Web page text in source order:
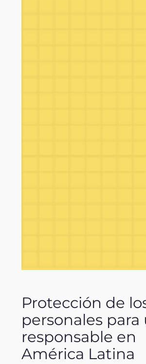
Protección de
personales para
responsable en
América Latina